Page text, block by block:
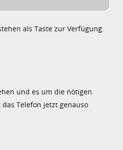
als Taste zur Verfügung.
und es um die nötigen
Telefon jetzt genauso